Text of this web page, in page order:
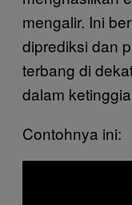
mengalir. Ini
diprediksi dan
terbang di
dalam
Contohnya ini: